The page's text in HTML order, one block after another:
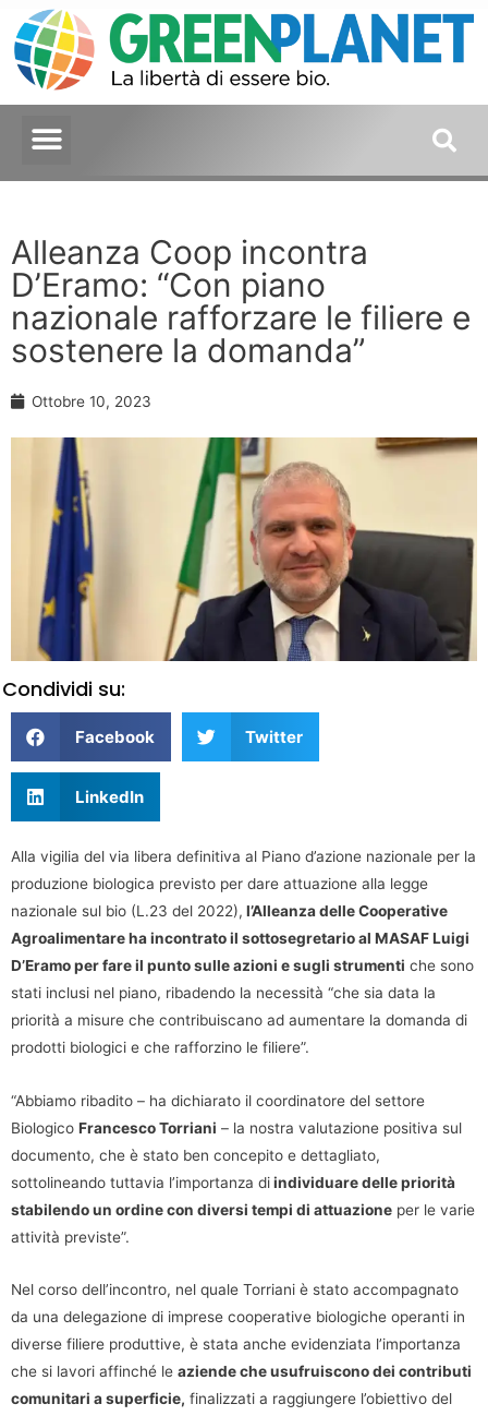
Alleanza Coop incontra
D’Eramo: “Con piano
nazionale rafforzare le filiere e
sostenere la domanda”
Ottobre 10, 2023
Condividi su:
Facebook Twitter
LinkedIn
Alla vigilia del via libera definitiva al Piano d’azione nazionale per la
produzione biologica previsto per dare attuazione alla legge
nazionale sul bio (L.23 del 2022), l’Alleanza delle Cooperative
Agroalimentare ha incontrato il sottosegretario al MASAF Luigi
D’Eramo per fare il punto sulle azioni e sugli strumenti che sono
stati inclusi nel piano, ribadendo la necessità “che sia data la
priorità a misure che contribuiscano ad aumentare la domanda di
prodotti biologici e che rafforzino le filiere”.
“Abbiamo ribadito – ha dichiarato il coordinatore del settore
Biologico Francesco Torriani – la nostra valutazione positiva sul
documento, che è stato ben concepito e dettagliato,
sottolineando tuttavia l’importanza diindividuare delle priorità
stabilendo un ordine con diversi tempi di attuazione per le varie
attività previste”.
Nel corso dell’incontro, nel quale Torriani è stato accompagnato
da una delegazione di imprese cooperative biologiche operanti in
diverse filiere produttive, è stata anche evidenziata l’importanza
che si lavori affinché le aziende che usufruiscono dei contributi
comunitari a superficie, finalizzati a raggiungere l’obiettivo del